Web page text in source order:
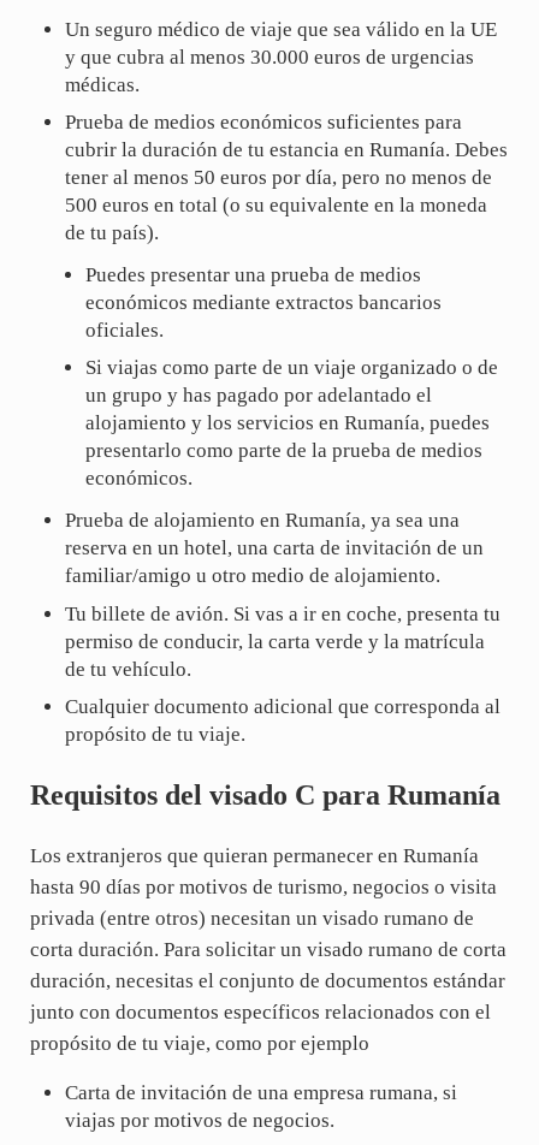
Un seguro médico de viaje que sea válido en la UE
y que cubra al menos 30.000 euros de urgencias
médicas.
Prueba de medios económicos suficientes para
cubrir la duración de tu estancia en Rumanía. Debes
tener al menos 50 euros por día, pero no menos de
500 euros en total (o su equivalente en la moneda
de tu país).
Puedes presentar una prueba de medios
económicos mediante extractos bancarios
oficiales.
Si viajas como parte de un viaje organizado o de
un grupo y has pagado por adelantado el
alojamiento y los servicios en Rumanía, puedes
presentarlo como parte de la prueba de medios
económicos.
Prueba de alojamiento en Rumanía, ya sea una
reserva en un hotel, una carta de invitación de un
familiar/amigo u otro medio de alojamiento.
Tu billete de avión. Si vas a ir en coche, presenta tu
permiso de conducir, la carta verde y la matrícula
de tu vehículo.
Cualquier documento adicional que corresponda al
propósito de tu viaje.
Requisitos del visado C para Rumanía
Los extranjeros que quieran permanecer en Rumanía
hasta 90 días por motivos de turismo, negocios o visita
privada (entre otros) necesitan un visado rumano de
corta duración. Para solicitar un visado rumano de corta
duración, necesitas el conjunto de documentos estándar
junto con documentos específicos relacionados con el
propósito de tu viaje, como por ejemplo
Carta de invitación de una empresa rumana, si
viajas por motivos de negocios.